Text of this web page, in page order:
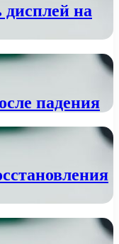
на
падения